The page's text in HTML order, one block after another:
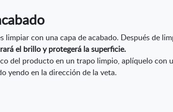
con una capa de acabado. Después de
el brillo y protegerá la superficie.
del producto en un trapo limpio, aplíquelo
yendo en la dirección de la veta.